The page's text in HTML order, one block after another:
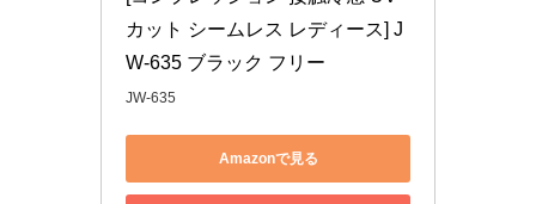
カット シームレス レディース] J
W-635 ブラック フリー
JW-635
Amazonで見る